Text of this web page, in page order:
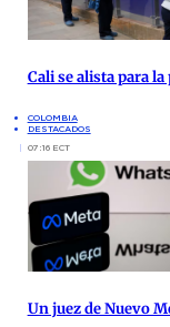
Cali se alista para
COLOMBIA
DESTACADOS
07:16 ECT
Un juez de Nuevo